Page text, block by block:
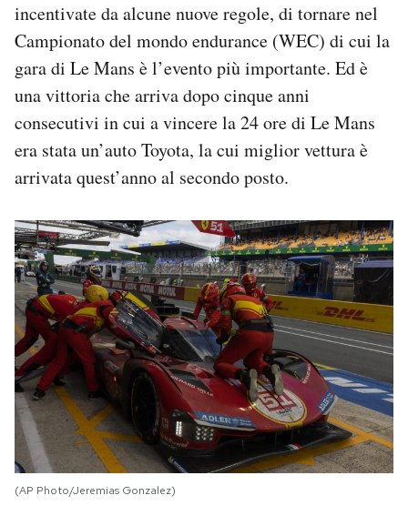
incentivate da alcune nuove regole, di tornare nel
Campionato del mondo endurance (WEC) di cui la
gara di Le Mans è l’evento più importante. Ed è
una vittoria che arriva dopo cinque anni
consecutivi in cui a vincere la 24 ore di Le Mans
era stata un’auto Toyota, la cui miglior vettura è
arrivata quest’anno al secondo posto.
(AP Photo/Jeremias Gonzalez)